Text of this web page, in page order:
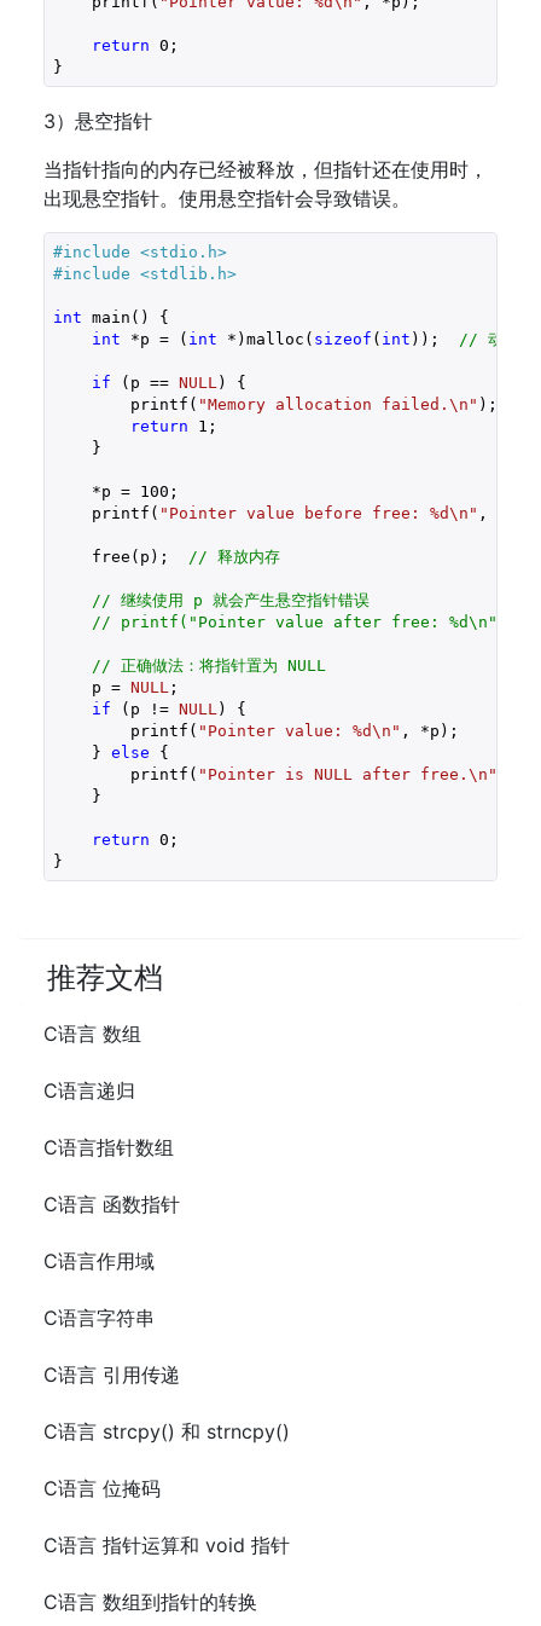
return 0 ;
3）悬空指针
当指针指向的内存已经被释放，但指针还在使用时，
出现悬空指针。使用悬空指针会导致错误。
#include <stdio.h>
#include <stdlib.h>
int main() {
int *p = ( int *)malloc( sizeof ( int )); // 动态分
if (p == NULL ) {
        printf(
"Memory allocation failed.\n" );
return
1 ;
    }
    *p =
100 ;
    printf(
"Pointer value before free: %d\n" , *p);
    free(p);
// 释放内存
// 继续使用 p 就会产生悬空指针错误
// printf("Pointer value after free: %d\n",
// 正确做法：将指针置为 NULL
    p =
NULL ;
if (p != NULL ) {
        printf(
"Pointer value: %d\n" , *p);
    }
else {
        printf(
"Pointer is NULL after free.\n"
    }
return 0 ;
推荐文档
C语言 数组
C语言递归
C语言指针数组
C语言 函数指针
C语言作用域
C语言字符串
C语言 引用传递
C语言 strcpy() 和 strncpy()
C语言 位掩码
C语言 指针运算和 void 指针
C语言 数组到指针的转换